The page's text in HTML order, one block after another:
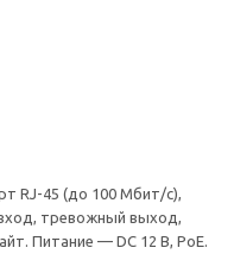
RJ-45 (до 100 Мбит/с),
тревожный выход,
Питание — DC 12 В, PoE.